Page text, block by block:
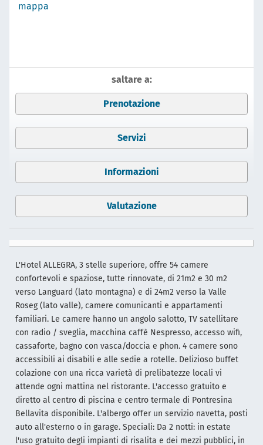
mappa
saltare a:
Prenotazione
Servizi
Informazioni
Valutazione
L'Hotel ALLEGRA, 3 stelle superiore, offre 54 camere
confortevoli e spaziose, tutte rinnovate, di 21m2 e 30 m2
verso Languard (lato montagna) e di 24m2 verso la Valle
Roseg (lato valle), camere comunicanti e appartamenti
familiari. Le camere hanno un angolo salotto, TV satellitare
con radio / sveglia, macchina caffè Nespresso, accesso wifi,
cassaforte, bagno con vasca/doccia e phon. 4 camere sono
accessibili ai disabili e alle sedie a rotelle. Delizioso buffet
colazione con una ricca varietà di prelibatezze locali vi
attende ogni mattina nel ristorante. L'accesso gratuito e
diretto al centro di piscina e centro termale di Pontresina
Bellavita disponibile. L'albergo offer un servizio navetta, posti
auto all'esterno o in garage. Speciali: Da 2 notti: in estate
l'uso gratuito degli impianti di risalita e dei mezzi pubblici, in